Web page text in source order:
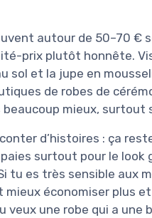
autour de 50–70 €
prix plutôt honnête.
sol et la jupe en
de robes de
mieux, surtout
d’histoires : ça
surtout pour le
tu es très sensible aux
économiser plus
veux une robe qui a